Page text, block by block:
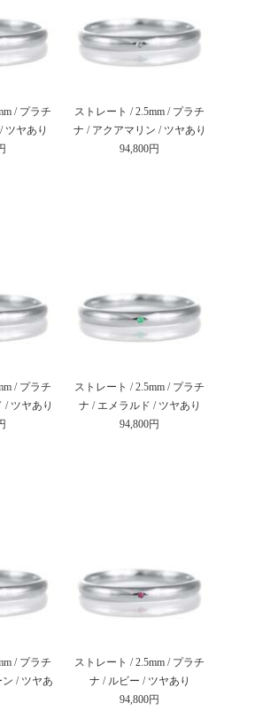
/ プラチ
ツヤあり
ストレート / 2.5mm / プラチ
ナ / アクアマリン / ツヤあり
94,800円
/ プラチ
/ ツヤあり
ストレート / 2.5mm / プラチ
ナ / エメラルド / ツヤあり
94,800円
/ プラチ
/ ツヤあ
ストレート / 2.5mm / プラチ
ナ / ルビー / ツヤあり
94,800円